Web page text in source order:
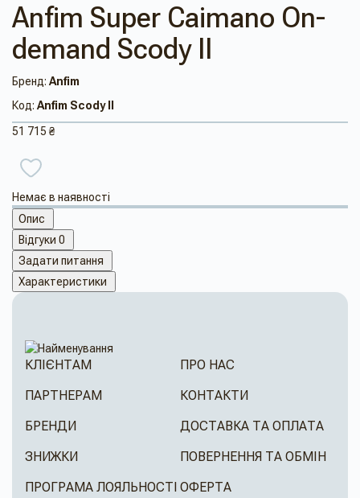
Anfim Super Caimano On-
demand Scody II
Бренд: Anfim
Код: Anfim Scody II
51 715 ₴
Немає в наявності
Опис
Відгуки 0
Задати питання
Характеристики
КЛІЄНТАМ
ПАРТНЕРАМ
БРЕНДИ
ЗНИЖКИ
ПРОГРАМА ЛОЯЛЬНОСТІ
ПРО НАС
КОНТАКТИ
ДОСТАВКА ТА ОПЛАТА
ПОВЕРНЕННЯ ТА ОБМІН
ОФЕРТА